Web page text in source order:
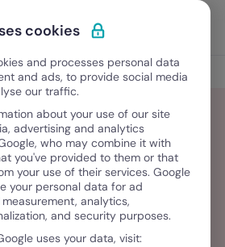
Experimente Grátis
cookies
and processes personal data
and ads, to provide social media
our traffic.
about your use of our site
advertising and analytics
who may combine it with
you've provided to them or that
your use of their services. Google
your personal data for ad
analytics,
and security purposes.
uses your data, visit: